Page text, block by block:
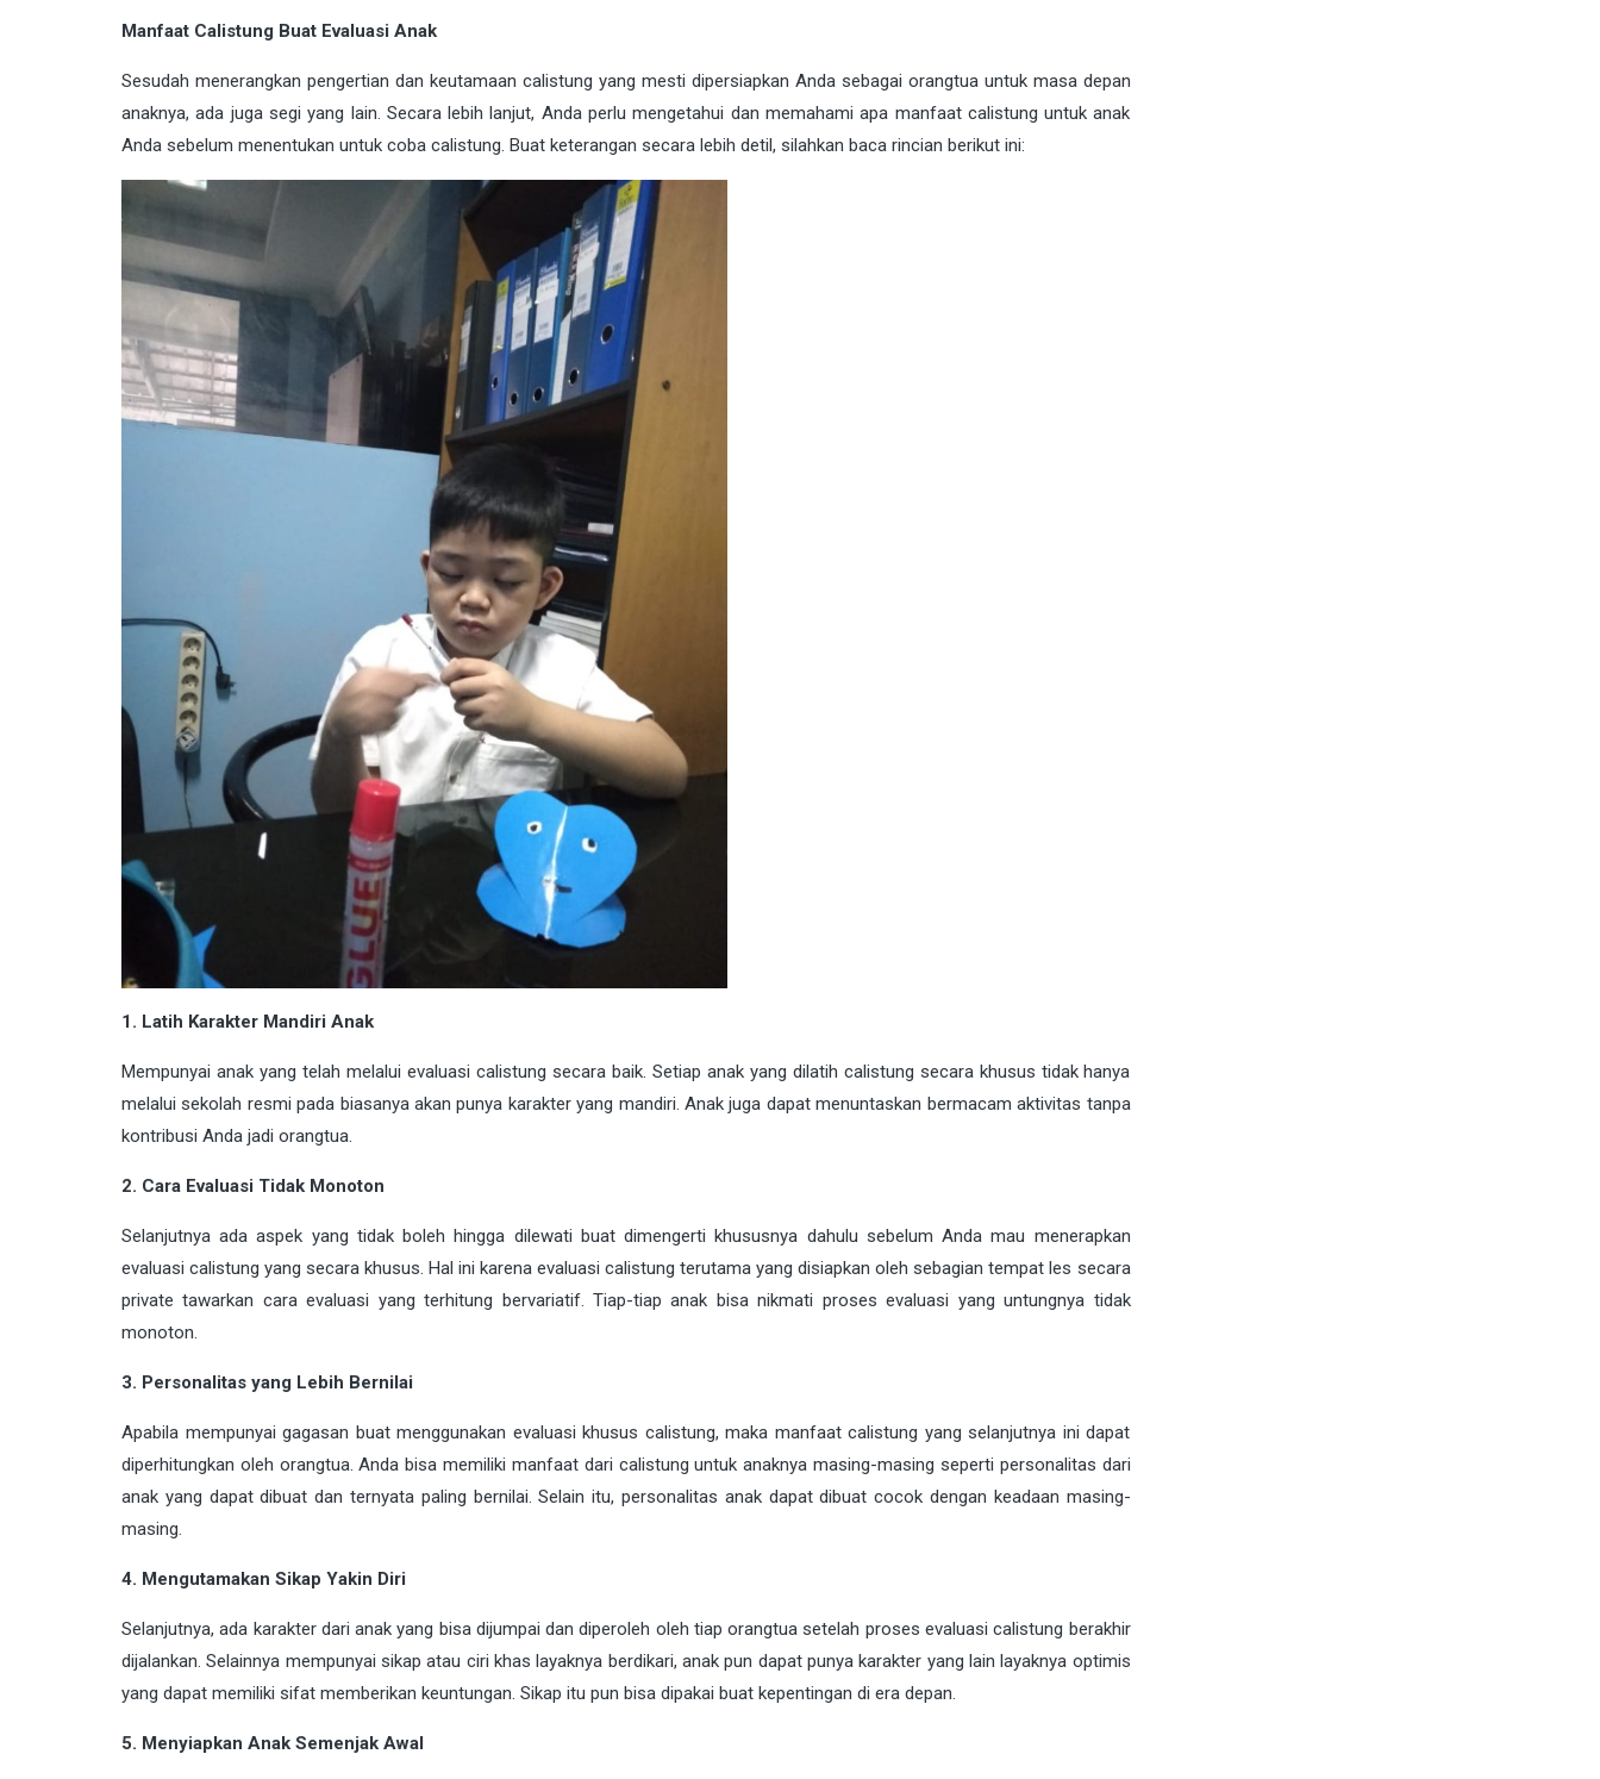
Manfaat Calistung Buat Evaluasi Anak
Sesudah menerangkan pengertian dan keutamaan calistung yang mesti dipersiapkan Anda sebagai orangtua untuk masa depan
anaknya, ada juga segi yang lain. Secara lebih lanjut, Anda perlu mengetahui dan memahami apa manfaat calistung untuk anak
Anda sebelum menentukan untuk coba calistung. Buat keterangan secara lebih detil, silahkan baca rincian berikut ini:
1. Latih Karakter Mandiri Anak
Mempunyai anak yang telah melalui evaluasi calistung secara baik. Setiap anak yang dilatih calistung secara khusus tidak hanya
melalui sekolah resmi pada biasanya akan punya karakter yang mandiri. Anak juga dapat menuntaskan bermacam aktivitas tanpa
kontribusi Anda jadi orangtua.
2. Cara Evaluasi Tidak Monoton
Selanjutnya ada aspek yang tidak boleh hingga dilewati buat dimengerti khususnya dahulu sebelum Anda mau menerapkan
evaluasi calistung yang secara khusus. Hal ini karena evaluasi calistung terutama yang disiapkan oleh sebagian tempat les secara
private tawarkan cara evaluasi yang terhitung bervariatif. Tiap-tiap anak bisa nikmati proses evaluasi yang untungnya tidak
monoton.
3. Personalitas yang Lebih Bernilai
Apabila mempunyai gagasan buat menggunakan evaluasi khusus calistung, maka manfaat calistung yang selanjutnya ini dapat
diperhitungkan oleh orangtua. Anda bisa memiliki manfaat dari calistung untuk anaknya masing-masing seperti personalitas dari
anak yang dapat dibuat dan ternyata paling bernilai. Selain itu, personalitas anak dapat dibuat cocok dengan keadaan masing-
masing.
4. Mengutamakan Sikap Yakin Diri
Selanjutnya, ada karakter dari anak yang bisa dijumpai dan diperoleh oleh tiap orangtua setelah proses evaluasi calistung berakhir
dijalankan. Selainnya mempunyai sikap atau ciri khas layaknya berdikari, anak pun dapat punya karakter yang lain layaknya optimis
yang dapat memiliki sifat memberikan keuntungan. Sikap itu pun bisa dipakai buat kepentingan di era depan.
5. Menyiapkan Anak Semenjak Awal